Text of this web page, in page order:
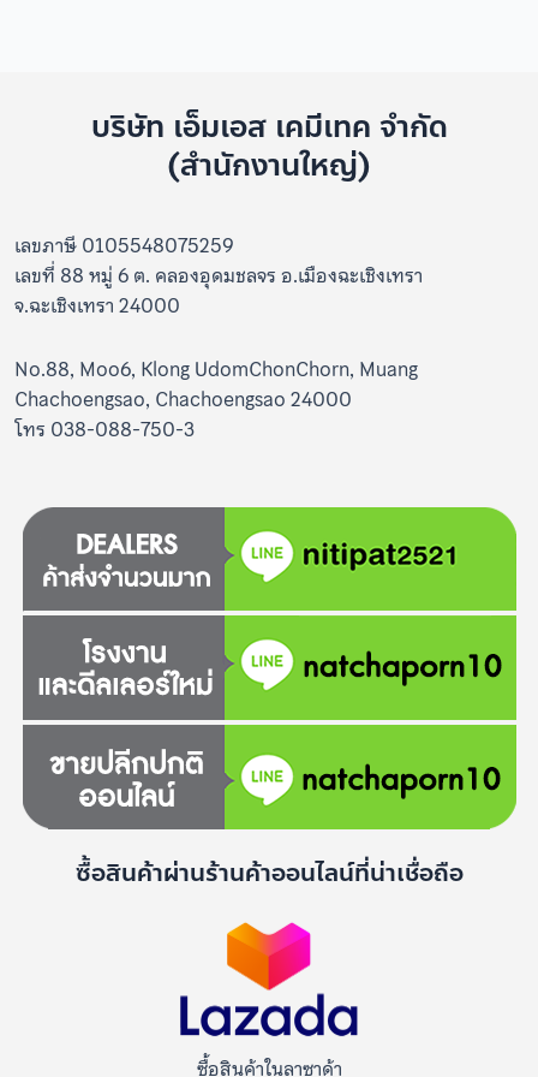
บริษัท เอ็มเอส เคมีเทค จำกัด
(สำนักงานใหญ่)
เลขภาษี 0105548075259
เลขที่ 88 หมู่ 6 ต. คลองอุดมชลจร อ.เมืองฉะเชิงเทรา
จ.ฉะเชิงเทรา 24000
No.88, Moo6, Klong UdomChonChorn, Muang
Chachoengsao, Chachoengsao 24000
โทร 038-088-750-3
ซื้อสินค้าผ่านร้านค้าออนไลน์ที่น่าเชื่อถือ
ซื้อสินค้าในลาซาด้า